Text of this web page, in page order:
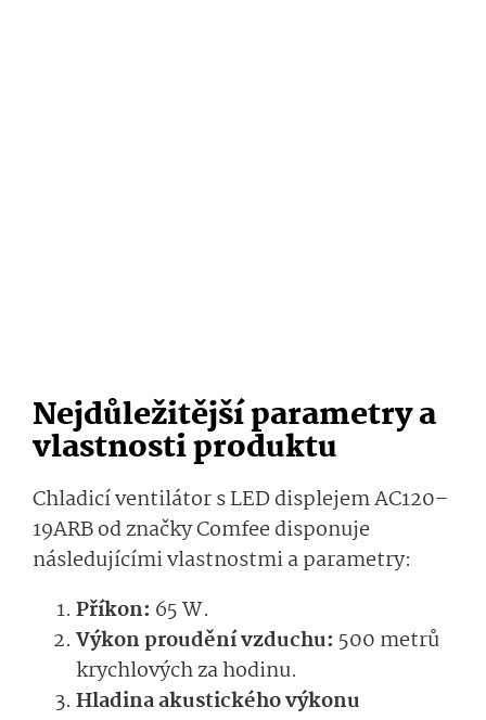
Nejdůležitější parametry a
vlastnosti produktu
Chladicí ventilátor s LED displejem AC120–
19ARB od značky Comfee disponuje
následujícími vlastnostmi a parametry:
Příkon: 65 W.
Výkon proudění vzduchu: 500 metrů
krychlových za hodinu.
Hladina akustického výkonu